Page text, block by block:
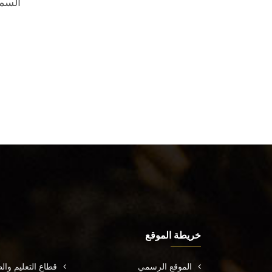
خريطة الموقع
الموقع الرسمي قطاع التعليم